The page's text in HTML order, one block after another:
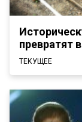
превратят
ТЕКУЩЕЕ